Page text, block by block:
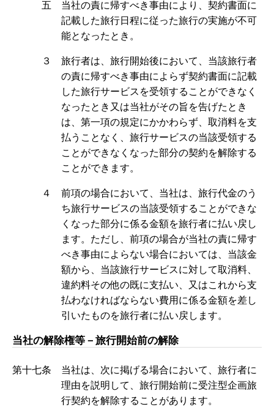
五 当社の責に帰すべき事由により、契約書面に
記載した旅行日程に従った旅行の実施が不可
能となったとき。
３ 旅行者は、旅行開始後において、当該旅行者
の責に帰すべき事由によらず契約書面に記載
した旅行サービスを受領することができなく
なったとき又は当社がその旨を告げたとき
は、第一項の規定にかかわらず、取消料を支
払うことなく、旅行サービスの当該受領する
ことができなくなった部分の契約を解除する
ことができます。
４ 前項の場合において、当社は、旅行代金のう
ち旅行サービスの当該受領することができな
くなった部分に係る金額を旅行者に払い戻し
ます。ただし、前項の場合が当社の責に帰す
べき事由によらない場合においては、当該金
額から、当該旅行サービスに対して取消料、
違約料その他の既に支払い、又はこれから支
払わなければならない費用に係る金額を差し
引いたものを旅行者に払い戻します。
当社の解除権等－旅行開始前の解除
第十七条 当社は、次に掲げる場合において、旅行者に
理由を説明して、旅行開始前に受注型企画旅
行契約を解除することがあります。